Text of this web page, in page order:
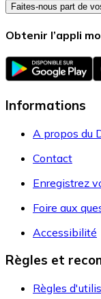
Faites-nous part de
Obtenir l’appli
Informations
A propos du
Contact
Enregistrez
Foire aux
Accessibilité
Règles et
Règles